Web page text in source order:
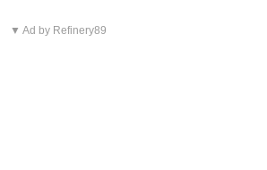
▼ Ad by Refinery89